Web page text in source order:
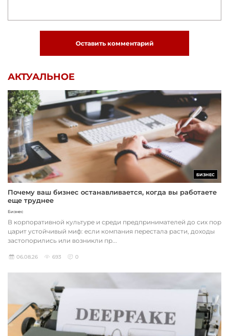
Оставить комментарий
АКТУАЛЬНОЕ
БИЗНЕС
Почему ваш бизнес останавливается, когда вы работаете
еще труднее
Бизнес
В корпоративной культуре и среди предпринимателей до сих пор
царит устойчивый миф: если компания перестала расти, доходы
застопорились или возникли пр...
06.08.26 693 0